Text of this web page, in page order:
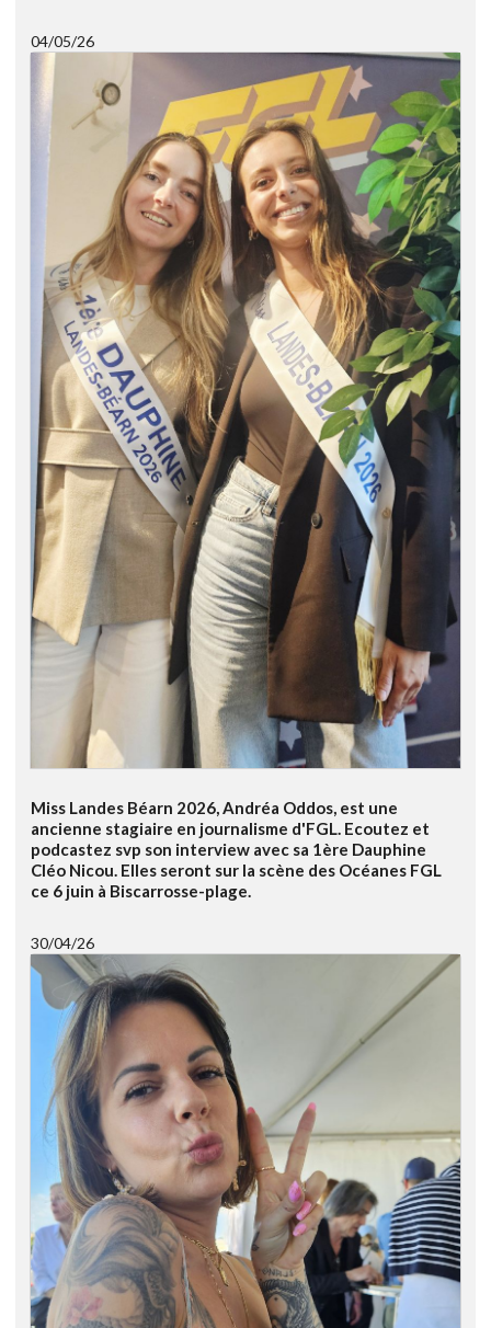
04/05/26
Miss Landes Béarn 2026, Andréa Oddos, est une
ancienne stagiaire en journalisme d'FGL. Ecoutez et
podcastez svp son interview avec sa 1ère Dauphine
Cléo Nicou. Elles seront sur la scène des Océanes FGL
ce 6 juin à Biscarrosse-plage.
30/04/26